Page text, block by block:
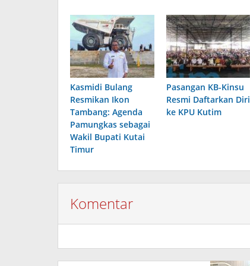
Kasmidi Bulang
Resmikan Ikon
Tambang: Agenda
Pamungkas sebagai
Wakil Bupati Kutai
Timur
Pasangan KB-Kinsu
Resmi Daftarkan Diri
ke KPU Kutim
Komentar